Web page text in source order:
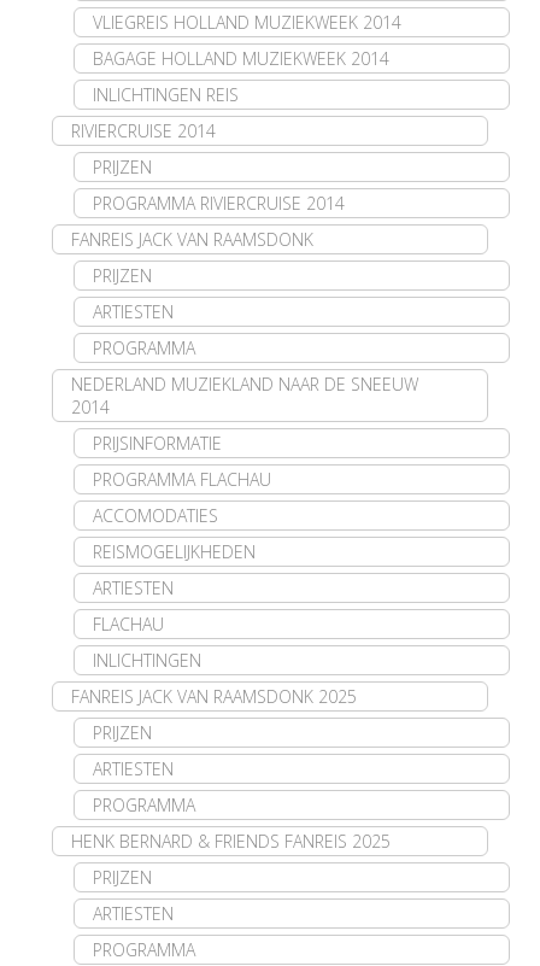
VLIEGREIS HOLLAND MUZIEKWEEK 2014
BAGAGE HOLLAND MUZIEKWEEK 2014
INLICHTINGEN REIS
RIVIERCRUISE 2014
PRIJZEN
PROGRAMMA RIVIERCRUISE 2014
FANREIS JACK VAN RAAMSDONK
PRIJZEN
ARTIESTEN
PROGRAMMA
NEDERLAND MUZIEKLAND NAAR DE SNEEUW
2014
PRIJSINFORMATIE
PROGRAMMA FLACHAU
ACCOMODATIES
REISMOGELIJKHEDEN
ARTIESTEN
FLACHAU
INLICHTINGEN
FANREIS JACK VAN RAAMSDONK 2025
PRIJZEN
ARTIESTEN
PROGRAMMA
HENK BERNARD & FRIENDS FANREIS 2025
PRIJZEN
ARTIESTEN
PROGRAMMA